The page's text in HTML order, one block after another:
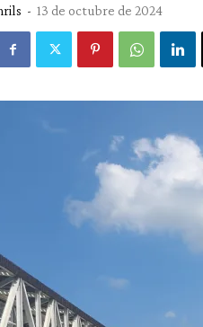
- 13 de octubre de 2024